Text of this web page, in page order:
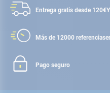
Entrega gratis desde 120€
Más de 12000 referencias
Pago seguro